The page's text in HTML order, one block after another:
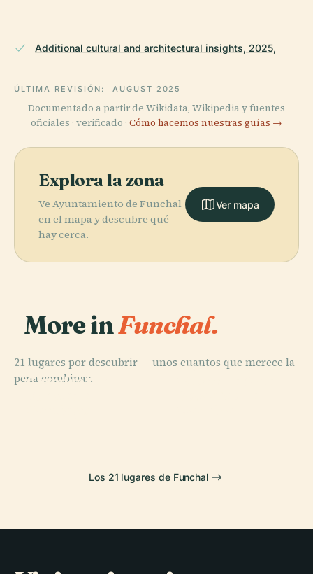
Additional cultural and architectural insights, 2025,
ÚLTIMA REVISIÓN: AUGUST 2025
Documentado a partir de Wikidata, Wikipedia y fuentes
oficiales · verificado · Cómo hacemos nuestras guías →
Explora la zona
Ve Ayuntamiento de Funchal
en el mapa y descubre qué
hay cerca.
Ver mapa
More inFunchal.
21 lugares por descubrir — unos cuantos que merece la
pena combinar.
PLACE
Catedral de
PLACE
PLACE
PLACE
Los 21 lugares de Funchal